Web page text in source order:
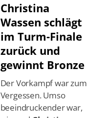
Christina
Wassen schlägt
im Turm-Finale
zurück und
gewinnt Bronze
Der Vorkampf war zum
Vergessen. Umso
beeindruckender war,